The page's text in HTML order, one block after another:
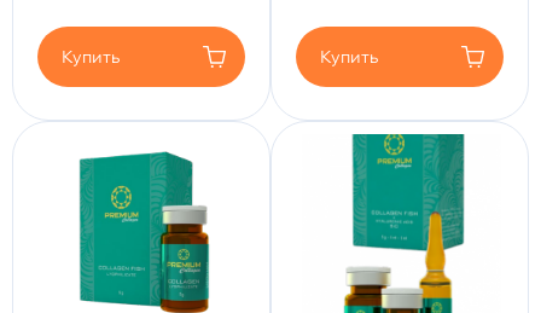
Купить Купить